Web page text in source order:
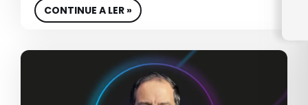
CARREIRA
CEO
CHATGPT
CONTINUE A LER »